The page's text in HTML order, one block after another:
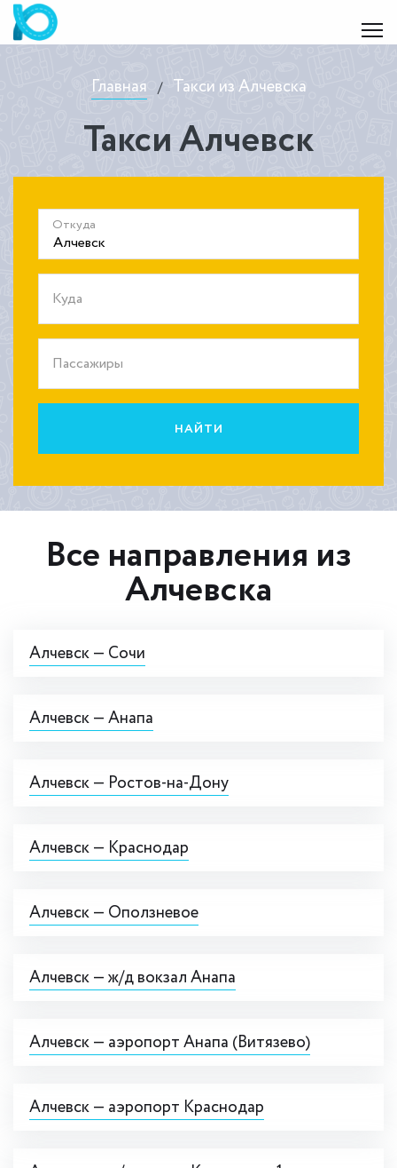
Главная / Такси из Алчевска
Такси Алчевск
Откуда
Куда
Пассажиры
НАЙТИ
Все направления из
Алчевска
Алчевск — Сочи
Алчевск — Анапа
Алчевск — Ростов-на-Дону
Алчевск — Краснодар
Алчевск — Оползневое
Алчевск — ж/д вокзал Анапа
Алчевск — аэропорт Анапа (Витязево)
Алчевск — аэропорт Краснодар